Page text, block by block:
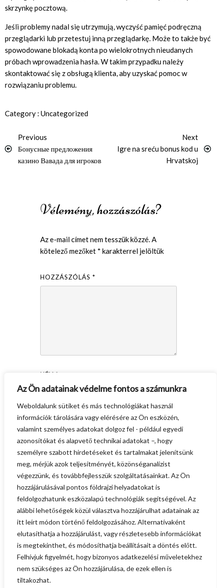
Az Ön adatainak védelme fontos a számunkra
Weboldalunk sütiket és más technológiákat használ
információk tárolására vagy elérésére az Ön eszközén,
valamint személyes adatokat dolgoz fel - például egyedi
azonosítókat és alapvető technikai adatokat –, hogy
személyre szabott hirdetéseket és tartalmakat jelenítsünk
meg, mérjük azok teljesítményét, közönséganalízist
végezzünk, és továbbfejlesszük szolgáltatásainkat. Az Ön
hozzájárulásával pontos földrajzi helyadatokat is
feldolgozhatunk eszközalapú technológiák segítségével. Az
alábbi lehetőségek közül választva hozzájárulhat adatainak az
itt leírt módon történő feldolgozásához. Alternatívaként
elutasíthatja a hozzájárulást, vagy részletesebb információkat
is megtekinthet, és módosíthatja beállításait a döntés előtt.
Felhívjuk figyelmét, hogy bizonyos adatkezelési műveletekhez
nem szükséges az Ön hozzájárulása, de ezek ellen is
tiltakozhat.
skrzynkę pocztową.
Jeśli problemy nadal się utrzymują, wyczyść pamięć podręczną
przeglądarki lub przetestuj inną przeglądarkę. Może to także być
spowodowane blokadą konta po wielokrotnych nieudanych
próbach wprowadzenia hasła. W takim przypadku należy
skontaktować się z obsługą klienta, aby uzyskać pomoc w
rozwiązaniu problemu.
Category : Uncategorized
Previous
Бонусные предложения
казино Вавада для игроков
Next
Igre na sreću bonus kod u
Hrvatskoj
Vélemény, hozzászólás?
Az e-mail címet nem tesszük közzé.A
kötelező mezőket * karakterrel jelöltük
HOZZÁSZÓLÁS *
NÉV *
E-MAIL CÍM *
HONLAP
A NEVEM, E-MAIL CÍMEM, ÉS
BÖNGÉSZŐBEN A KÖVETKEZŐ
HOZZÁSZÓLÁSOMHOZ.